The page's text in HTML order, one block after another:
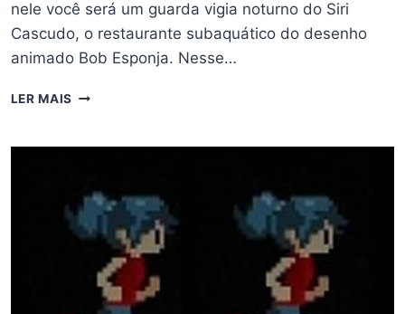
nele você será um guarda vigia noturno do Siri
Cascudo, o restaurante subaquático do desenho
animado Bob Esponja. Nesse…
LER MAIS FIVE
KRUSTY
COMO
ZERAR
FNAF